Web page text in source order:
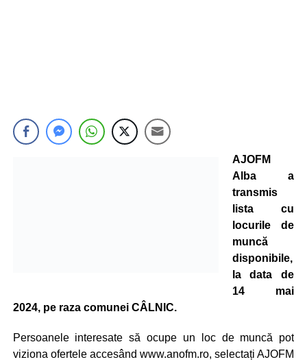
AJOFM
Alba a
transmis
lista cu
locurile de
muncă
disponibile,
la data de
14 mai
2024, pe raza comunei CÂLNIC.
Persoanele interesate să ocupe un loc de muncă pot
viziona ofertele accesând www.anofm.ro, selectați AJOFM